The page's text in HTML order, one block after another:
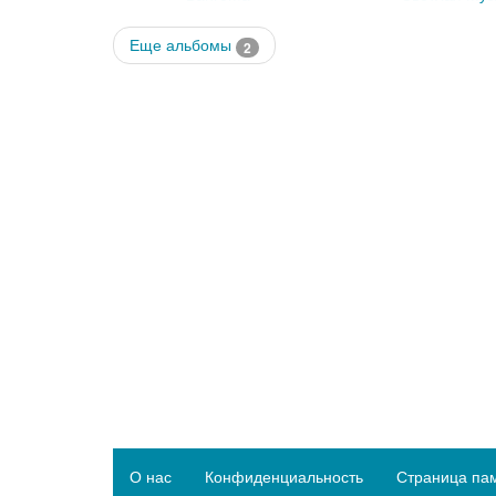
Еще альбомы 2
О нас Конфиденциальность Страница